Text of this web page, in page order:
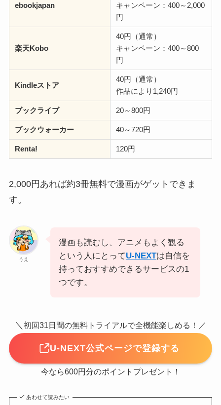
ebookjapan
キャンペーン：400～2,000
円
楽天Kobo
40円（通常）
キャンペーン：400～800
円
Kindleストア
40円（通常）
作品により1,240円
ブックライブ 20～800円
ブックウォーカー 40～720円
Renta! 120円
2,000円あれば約3冊無料で漫画がゲットできま
す。
うえ
漫画も読むし、アニメもよく観る
という人にとってU-NEXTは自信を
持っておすすめできるサービスの1
つです。
＼ 初回31日間の無料トライアルで全機能楽しめる！／
U-NEXT公式ページで登録する
今なら600円分のポイントプレゼント！
あわせて読みたい